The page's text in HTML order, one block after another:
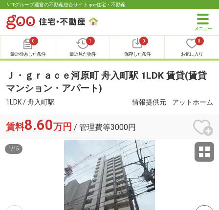
NTTグループ運営の不動産総合サイト goo住宅・不動産
0
最近検索した条件
1
最近見た物件
0
保存した条件
0
お気に入り
Ｊ・ｇｒａｃｅ河原町 舟入町駅 1LDK 賃貸(賃貸
マンション・アパート)
1LDK / 舟入町駅 情報提供元 アットホーム
賃料8.60万円 / 管理費等3000円
1 /15